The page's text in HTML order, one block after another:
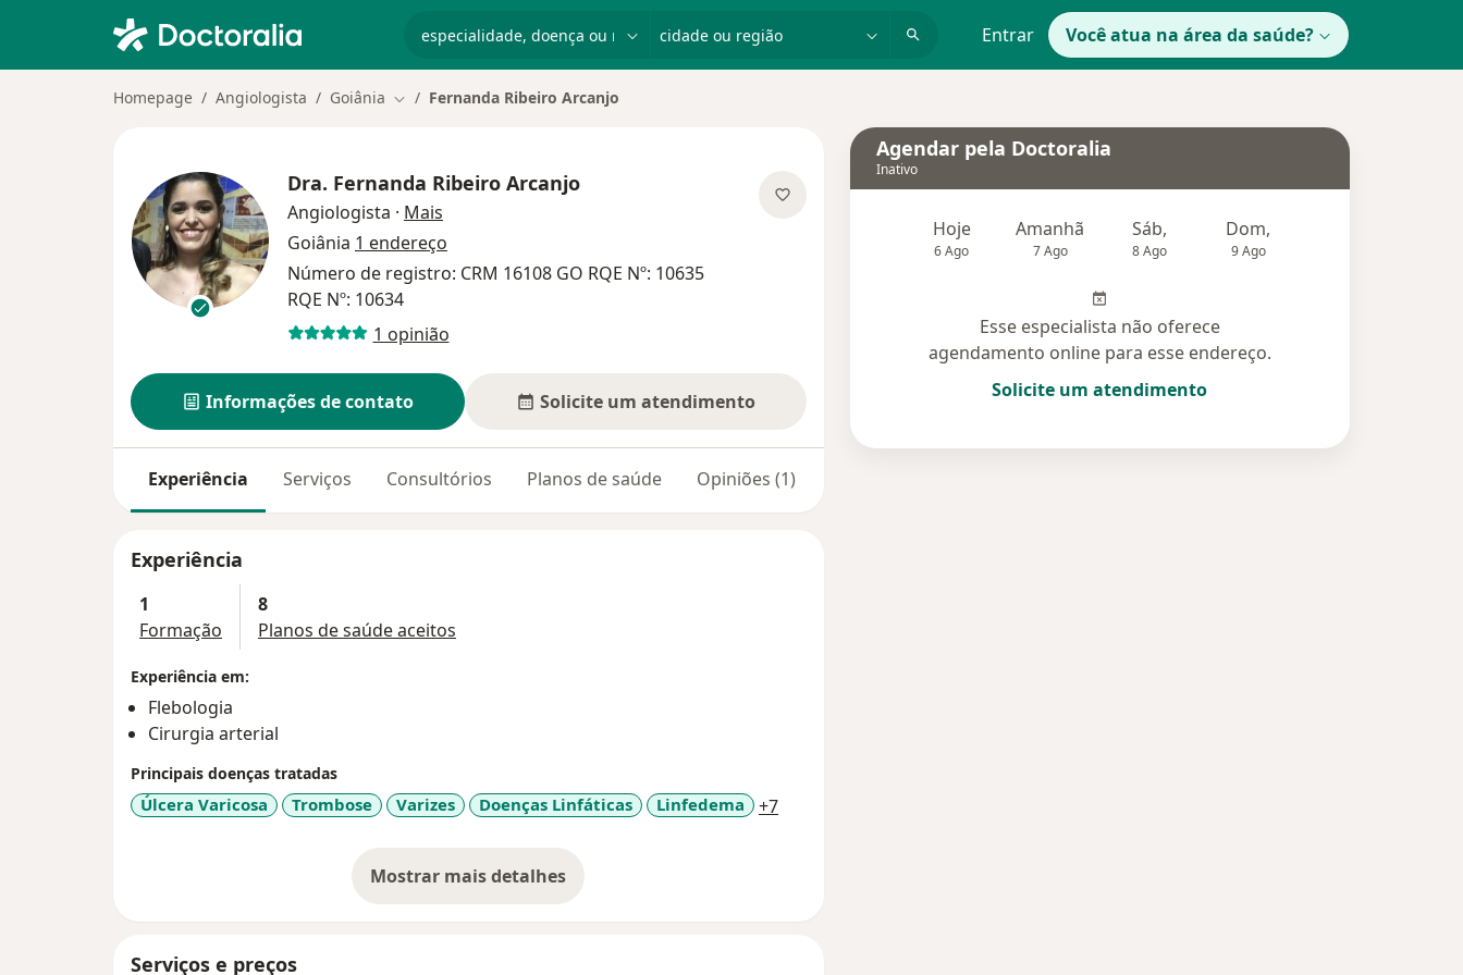
Entrar Você atua na área da saúde?
Homepage Angiologista Goiânia Mudar de cidade
Fernanda Ribeiro Arcanjo
Dra. Fernanda Ribeiro Arcanjo
Angiologista · Mais
Goiânia 1 endereço
Número de registro: CRM 16108 GO RQE Nº: 10635
RQE Nº: 10634
1 opinião
Informações de contato Solicite um atendimento
Experiência Serviços Consultórios Planos de saúde Opiniões (1)
Experiência
1
Formação
8
Planos de saúde aceitos
Experiência em:
Flebologia
Cirurgia arterial
Principais doenças tratadas
Úlcera Varicosa Trombose Varizes Doenças Linfáticas Linfedema +7a11y_sr_more_diseases
Mostrar mais detalhes
sobre a experiência
Serviços e preços
Agendar pela Doctoralia
Inativo
Hoje
6 Ago
Amanhã
7 Ago
Sáb,
8 Ago
Dom,
9 Ago
Esse especialista não oferece
agendamento online para esse endereço.
Solicite um atendimento